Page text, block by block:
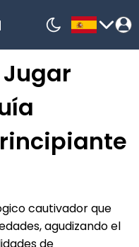
English
Русский
Français
Español
Nederlands
cautivador que
agudizando el